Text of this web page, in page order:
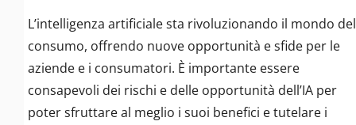
L’intelligenza artificiale sta rivoluzionando il mondo del
consumo, offrendo nuove opportunità e sfide per le
aziende e i consumatori. È importante essere
consapevoli dei rischi e delle opportunità dell’IA per
poter sfruttare al meglio i suoi benefici e tutelare i